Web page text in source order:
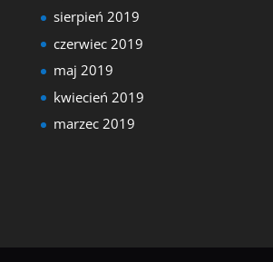
sierpień 2019
czerwiec 2019
maj 2019
kwiecień 2019
marzec 2019